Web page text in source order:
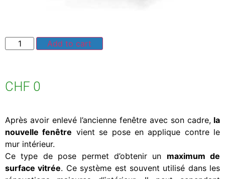
Add to cart
CHF 0
Après avoir enlevé l’ancienne fenêtre avec son cadre, la
nouvelle fenêtre vient se pose en applique contre le
mur intérieur.
Ce type de pose permet d’obtenir un maximum de
surface vitrée. Ce système est souvent utilisé dans les